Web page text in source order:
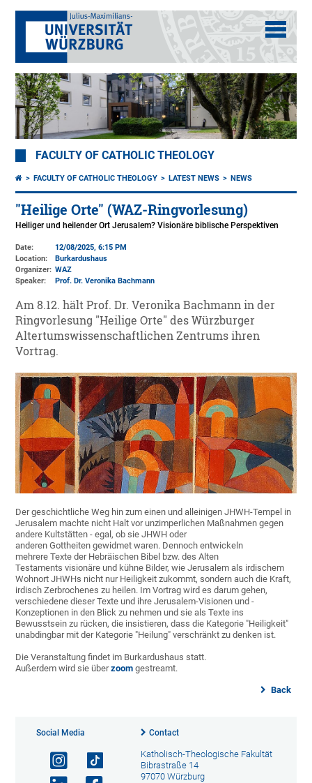
FACULTY OF CATHOLIC THEOLOGY
FACULTY OF CATHOLIC THEOLOGY LATEST NEWS NEWS
"Heilige Orte" (WAZ-Ringvorlesung)
Heiliger und heilender Ort Jerusalem? Visionäre biblische Perspektiven
Date:
12/08/2025, 6:15 PM
Location:
Burkardushaus
Organizer: WAZ
Speaker:
Prof. Dr. Veronika Bachmann
Am 8.12. hält Prof. Dr. Veronika Bachmann in der
Ringvorlesung "Heilige Orte" des Würzburger
Altertumswissenschaftlichen Zentrums ihren
Vortrag.
Der geschichtliche Weg hin zum einen und alleinigen JHWH-Tempel in
Jerusalem machte nicht Halt vor unzimperlichen Maßnahmen gegen
andere Kultstätten - egal, ob sie JHWH oder
anderen Gottheiten gewidmet waren. Dennoch entwickeln
mehrere Texte der Hebräischen Bibel bzw. des Alten
Testaments visionäre und kühne Bilder, wie Jerusalem als irdischem
Wohnort JHWHs nicht nur Heiligkeit zukommt, sondern auch die Kraft,
irdisch Zerbrochenes zu heilen. Im Vortrag wird es darum gehen,
verschiedene dieser Texte und ihre Jerusalem-Visionen und -
Konzeptionen in den Blick zu nehmen und sie als Texte ins
Bewusstsein zu rücken, die insistieren, dass die Kategorie "Heiligkeit"
unabdingbar mit der Kategorie "Heilung" verschränkt zu denken ist.
Die Veranstaltung findet im Burkardushaus statt.
Außerdem wird sie überzoom gestreamt.
Back
Social Media Contact
Katholisch-Theologische Fakultät
Bibrastraße 14
97070 Würzburg